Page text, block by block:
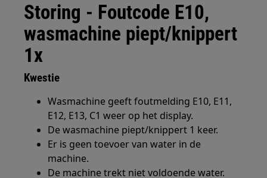
Storing - Foutcode E10,
wasmachine piept/knippert
1x
Kwestie
Wasmachine geeft foutmelding E10, E11,
E12, E13, C1 weer op het display.
De wasmachine piept/knippert 1 keer.
Er is geen toevoer van water in de
machine.
De machine trekt niet voldoende water.